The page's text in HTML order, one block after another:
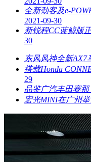
全新劲客及e-
2021-09-30
新锐程CC蓝鲸版
30
东风风神全新
搭载Honda
29
品鉴广汽丰田赛
宏光MINI在广州